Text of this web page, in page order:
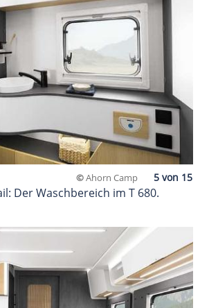
©Ahorn Camp
Der Waschbereich im T 680.